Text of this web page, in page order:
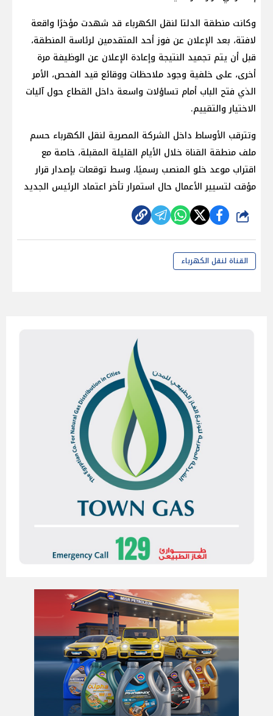
وكانت منطقة الدلتا لنقل الكهرباء قد شهدت مؤخرًا واقعة
لافتة، بعد الإعلان عن فوز أحد المتقدمين لرئاسة المنطقة،
قبل أن يتم تجميد النتيجة وإعادة الإعلان عن الوظيفة مرة
أخرى، على خلفية وجود ملاحظات ووقائع قيد الفحص، الأمر
الذي فتح الباب أمام تساؤلات واسعة داخل القطاع حول آليات
الاختيار والتقييم.
وتترقب الأوساط داخل الشركة المصرية لنقل الكهرباء حسم
ملف منطقة القناة خلال الأيام القليلة المقبلة، خاصة مع
اقتراب موعد خلو المنصب رسميًا، وسط توقعات بإصدار قرار
مؤقت لتسيير الأعمال حال استمرار تأخر اعتماد الرئيس الجديد
شارك
القناة لنقل الكهرباء